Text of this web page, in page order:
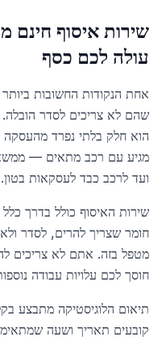
שירות איסוף חינם
עולה לכם כסף
אחת הנקודות החשובות
שהם לא צריכים לסדר
מגיע עם רכב מתאים —
ועד לרכב כבד לעסקאות בטון.
שירות האיסוף כולל בדרך
חומר שצריך להרים, לסדר
מטפל בזה. אתם לא צריכים
חוסך לכם עלויות עבודה
תיאום הלוגיסטיקה מתבצע